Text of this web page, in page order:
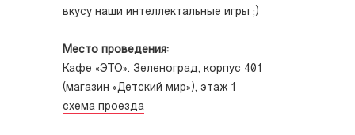
вкусу наши интеллектальные игры ;)
Место проведения:
Кафе «ЭТО». Зеленоград, корпус 401
(магазин «Детский мир»), этаж 1
схема проезда